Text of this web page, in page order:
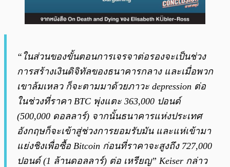
“ในส่วนของขั้นตอนการเจรจาต่อรองจะเป็นช่วง
การสร้างเงินดิจิทัลของธนาคารกลาง และเมื่อพวก
เขาล้มเหลว ก็จะตามมาด้วยภาวะ depression ต่อ
ในช่วงที่ราคา BTC พุ่งแตะ 363,000 ปอนด์
(500,000 ดอลลาร์) จากนั้นธนาคารแห่งประเทศ
อังกฤษก็จะเข้าสู่ช่วงการยอมรับมัน และแห่เข้ามา
แย่งชิงเพื่อซื้อ Bitcoin ก่อนที่ราคาจะสูงถึง 727,000
ปอนด์ (1 ล้านดอลลาร์) ต่อ เหรียญ” Keiser กล่าว